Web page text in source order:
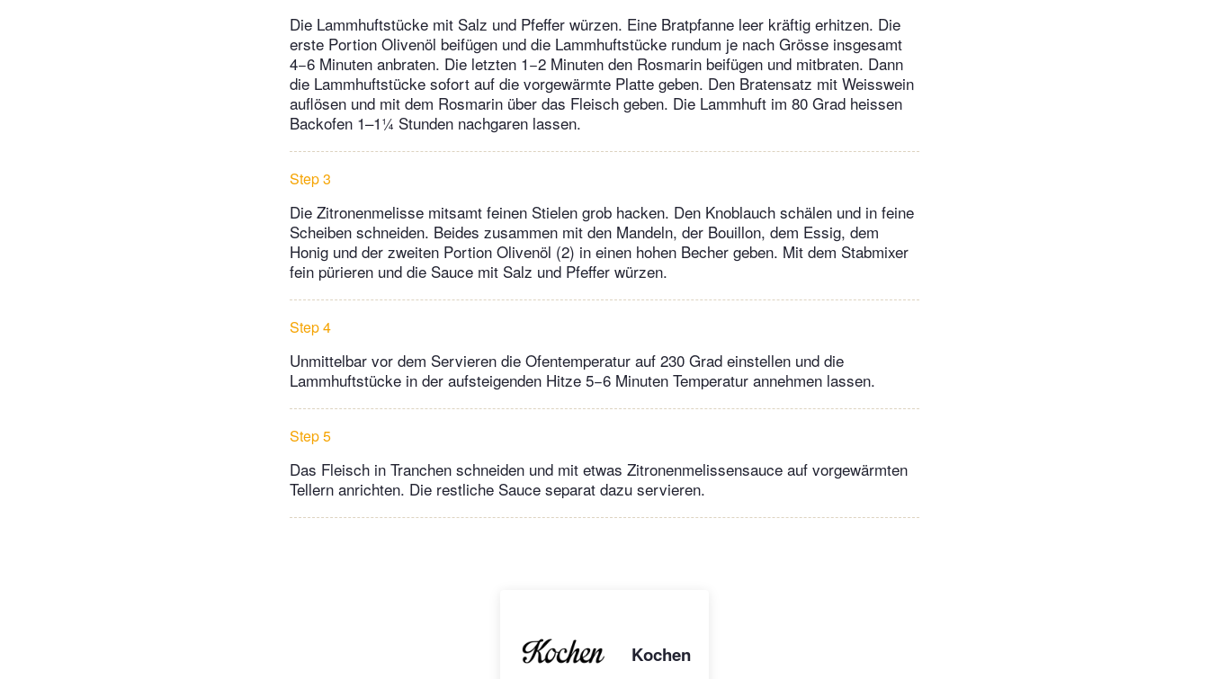
Die Lammhuftstücke mit Salz und Pfeffer würzen. Eine Bratpfanne leer kräftig erhitzen. Die
erste Portion Olivenöl beifügen und die Lammhuftstücke rundum je nach Grösse insgesamt
4−6 Minuten anbraten. Die letzten 1−2 Minuten den Rosmarin beifügen und mitbraten. Dann
die Lammhuftstücke sofort auf die vorgewärmte Platte geben. Den Bratensatz mit Weisswein
auflösen und mit dem Rosmarin über das Fleisch geben. Die Lammhuft im 80 Grad heissen
Backofen 1–1¼ Stunden nachgaren lassen.
Step 3
Die Zitronenmelisse mitsamt feinen Stielen grob hacken. Den Knoblauch schälen und in feine
Scheiben schneiden. Beides zusammen mit den Mandeln, der Bouillon, dem Essig, dem
Honig und der zweiten Portion Olivenöl (2) in einen hohen Becher geben. Mit dem Stabmixer
fein pürieren und die Sauce mit Salz und Pfeffer würzen.
Step 4
Unmittelbar vor dem Servieren die Ofentemperatur auf 230 Grad einstellen und die
Lammhuftstücke in der aufsteigenden Hitze 5−6 Minuten Temperatur annehmen lassen.
Step 5
Das Fleisch in Tranchen schneiden und mit etwas Zitronenmelissensauce auf vorgewärmten
Tellern anrichten. Die restliche Sauce separat dazu servieren.
Kochen